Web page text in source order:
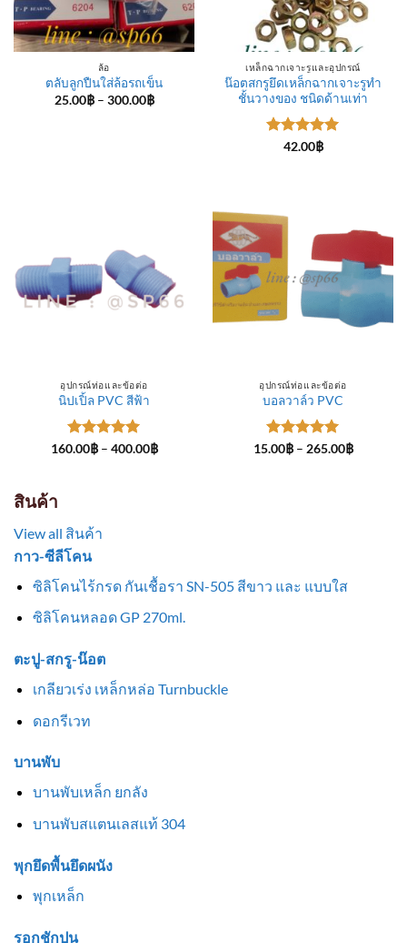
ล้อ
ตลับลูกปืนใส่ล้อรถเข็น
25.00฿ – 300.00฿Price
เหล็กฉากเจาะรูและอุปกรณ์
น๊อตสกรูยึดเหล็กฉากเจาะรูทำ
ชั้นวางของ ชนิดด้านเท่า
ให้คะแนน
42.00฿
อุปกรณ์ท่อและข้อต่อ
นิปเปิ้ล PVC สีฟ้า
ให้คะแนน
160.00฿ – 400.00฿Price
อุปกรณ์ท่อและข้อต่อ
บอลวาล์ว PVC
ให้คะแนน
15.00฿ – 265.00฿Price
สินค้า
View all สินค้า
กาว-ซีลีโคน
ซิลิโคนไร้กรด กันเชื้อรา SN-505 สีขาว และ แบบใส
ซิลิโคนหลอด GP 270ml.
ตะปู-สกรู-น๊อต
เกลียวเร่ง เหล็กหล่อ Turnbuckle
ดอกรีเวท
บานพับ
บานพับเหล็ก ยกลัง
บานพับสแตนเลสแท้ 304
พุกยึดพื้นยึดผนัง
พุกเหล็ก
รอกชักปูน